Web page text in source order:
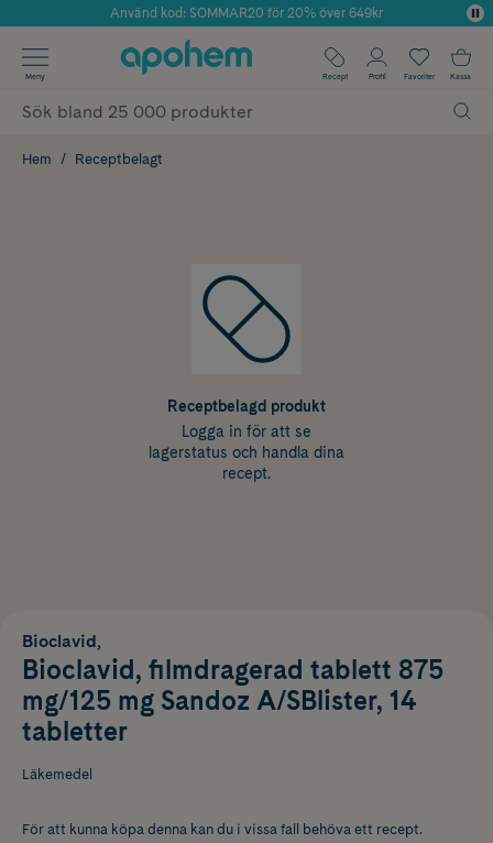
Årets Butik 2025 inom Skönhet
Använd kod: SOMMAR20 för 20% över 649kr
✓ Fri frakt
✓ Poäng på alla köp*
Meny Recept Profil Favoriter Kassa
Hem Receptbelagt
Receptbelagd produkt
Logga in för att se
lagerstatus och handla dina
recept.
Bioclavid,
Bioclavid, filmdragerad tablett 875
mg/125 mg Sandoz A/SBlister, 14
tabletter
Läkemedel
För att kunna köpa denna kan du i vissa fall behöva ett recept.